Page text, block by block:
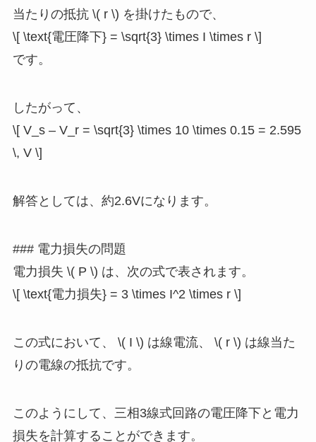
当たりの抵抗 \( r \) を掛けたもので、
\[ \text{電圧降下} = \sqrt{3} \times I \times r \]
です。
したがって、
\[ V_s – V_r = \sqrt{3} \times 10 \times 0.15 = 2.595
\, V \]
解答としては、約2.6Vになります。
### 電力損失の問題
電力損失 \( P \) は、次の式で表されます。
\[ \text{電力損失} = 3 \times I^2 \times r \]
この式において、 \( I \) は線電流、 \( r \) は線当た
りの電線の抵抗です。
このようにして、三相3線式回路の電圧降下と電力
損失を計算することができます。